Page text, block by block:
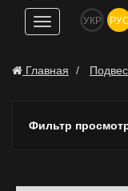
Показать
навигацию
УКР РУС
Главная
Фильтр